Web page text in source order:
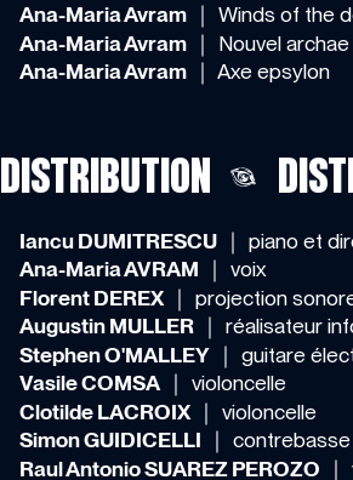
Ana-Maria Avram ｜ Winds of the
Ana-Maria Avram ｜ Nouvel archae
Ana-Maria Avram ｜ Axe epsylon
DISTRIBUTION
Iancu DUMITRESCU ｜ piano et
Ana-Maria AVRAM ｜ voix
Florent DEREX ｜ projection
Augustin MULLER ｜ réalisateur
Stephen O'MALLEY ｜ guitare
Vasile COMSA ｜ violoncelle
Clotilde LACROIX ｜ violoncelle
Simon GUIDICELLI ｜ contrebasse
Raul Antonio SUAREZ PEROZO